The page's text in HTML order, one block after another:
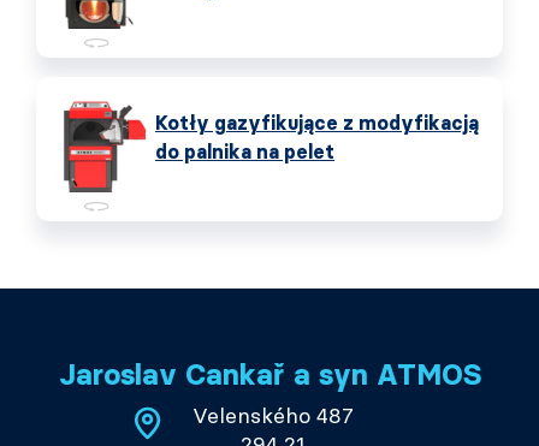
Kotły gazyfikujące z modyfikacją
do palnika na pelet
Jaroslav Cankař a syn ATMOS
Velenského 487